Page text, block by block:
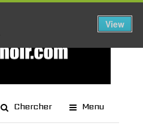
Chercher Menu
View